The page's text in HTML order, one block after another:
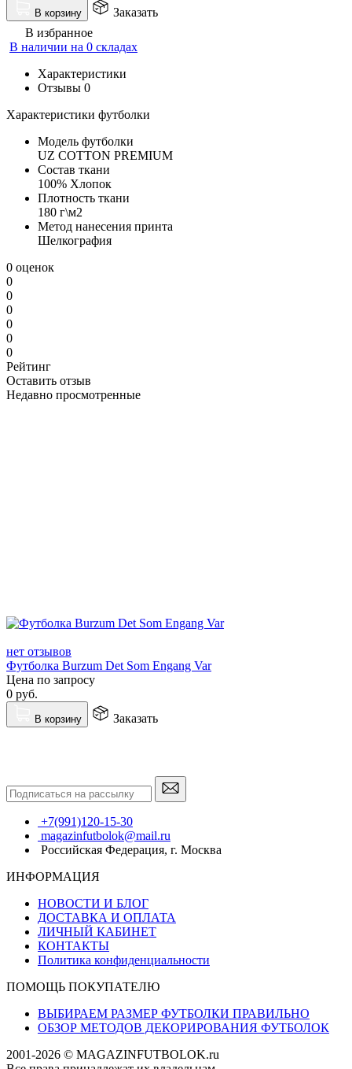
В корзину
Заказать
В избранное
В наличии на 0 складах
Характеристики
Отзывы 0
Характеристики футболки
Модель футболки
UZ COTTON PREMIUM
Состав ткани
100% Хлопок
Плотность ткани
180 г\м2
Метод нанесения принта
Шелкография
0 оценок
0
0
0
0
0
0
Рейтинг
Оставить отзыв
Недавно просмотренные
нет отзывов
Футболка Burzum Det Som Engang Var
Цена по запросу
0 руб.
В корзину Заказать
+7(991)120-15-30
magazinfutbolok@mail.ru
Российская Федерация, г. Москва
ИНФОРМАЦИЯ
НОВОСТИ И БЛОГ
ДОСТАВКА И ОПЛАТА
ЛИЧНЫЙ КАБИНЕТ
КОНТАКТЫ
Политика конфиденциальности
ПОМОЩЬ ПОКУПАТЕЛЮ
ВЫБИРАЕМ РАЗМЕР ФУТБОЛКИ ПРАВИЛЬНО
ОБЗОР МЕТОДОВ ДЕКОРИРОВАНИЯ ФУТБОЛОК
2001-2026 © MAGAZINFUTBOLOK.ru